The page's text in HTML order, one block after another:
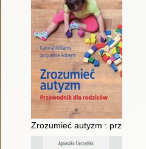
Zrozumieć autyzm :